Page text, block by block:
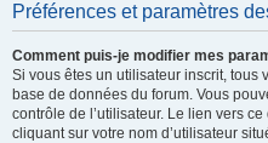
Préférences et paramètres
Comment puis-je modifier mes
Si vous êtes un utilisateur inscrit, tous
base de données du forum. Vous
contrôle de l’utilisateur. Le lien vers
cliquant sur votre nom d’utilisateur